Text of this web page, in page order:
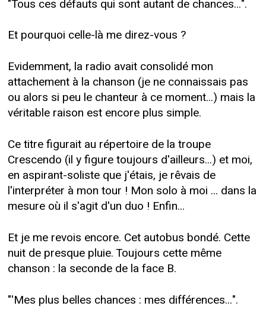
"Tous ces défauts qui sont autant de chances...".
Et pourquoi celle-là me direz-vous ?
Evidemment, la radio avait consolidé mon
attachement à la chanson (je ne connaissais pas
ou alors si peu le chanteur à ce moment...) mais la
véritable raison est encore plus simple.
Ce titre figurait au répertoire de la troupe
Crescendo (il y figure toujours d'ailleurs...) et moi,
en aspirant-soliste que j'étais, je rêvais de
l'interpréter à mon tour ! Mon solo à moi ... dans la
mesure où il s'agit d'un duo ! Enfin...
Et je me revois encore. Cet autobus bondé. Cette
nuit de presque pluie. Toujours cette même
chanson : la seconde de la face B.
"'Mes plus belles chances : mes différences...".